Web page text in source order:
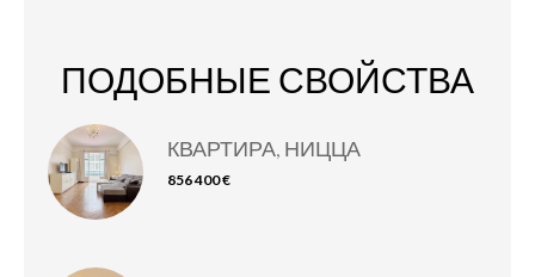
ПОДОБНЫЕ СВОЙСТВА
КВАРТИРА, НИЦЦА
856 400 €